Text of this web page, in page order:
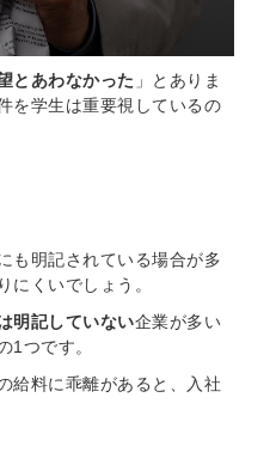
とあわなかった 」とありま
を学生は重要視しているの
も明記されている場合が多
にくいでしょう。
明記していない企業が多い
1つです。
給料に乖離があると、入社